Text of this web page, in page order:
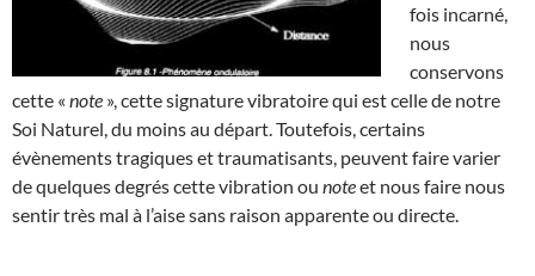
fois incarné,
nous
conservons
cette « note », cette signature vibratoire qui est celle de notre
Soi Naturel, du moins au départ. Toutefois, certains
évènements tragiques et traumatisants, peuvent faire varier
de quelques degrés cette vibration ou noteet nous faire nous
sentir très mal à l’aise sans raison apparente ou directe.